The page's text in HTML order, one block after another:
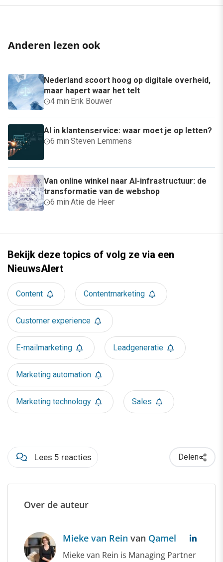
Anderen lezen ook
Nederland scoort hoog op digitale overheid,
maar hapert waar het telt
4 min· Erik Bouwer
AI in klantenservice: waar moet je op letten?
6 min·Steven Lemmens
Van online winkel naar AI-infrastructuur: de
transformatie van de webshop
6 min·Atie de Heer
Bekijk deze topics of volg ze via een
NieuwsAlert
Content Contentmarketing
Customer experience
E-mailmarketing Leadgeneratie
Marketing automation
Marketing technology Sales
Lees 5 reacties Delen
Over de auteur
Mieke van Rein van Qamel
Mieke van Rein is Managing Partner